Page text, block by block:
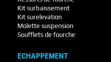
Kit surbaissement
Kit surelevation
Molette suspension
Soufflets de fourche
ECHAPPEMENT